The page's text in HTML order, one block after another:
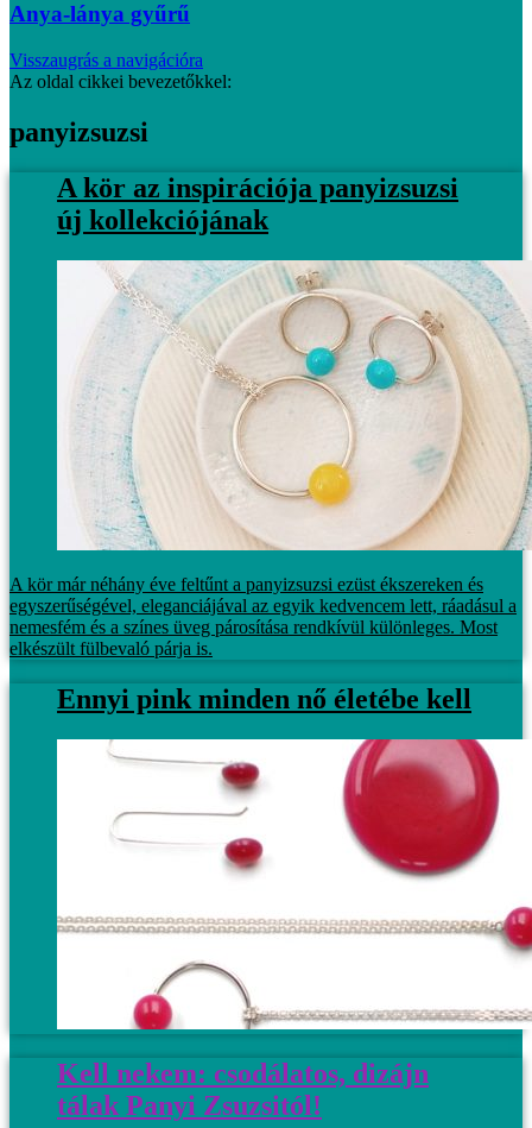
Anya-lánya gyűrű
Visszaugrás a navigációra
Az oldal cikkei bevezetőkkel:
panyizsuzsi
A kör az inspirációja panyizsuzsi
új kollekciójának
A kör már néhány éve feltűnt a panyizsuzsi ezüst ékszereken és
egyszerűségével, eleganciájával az egyik kedvencem lett, ráadásul a
nemesfém és a színes üveg párosítása rendkívül különleges. Most
elkészült fülbevaló párja is.
Ennyi pink minden nő életébe kell
Kell nekem: csodálatos, dizájn
tálak Panyi Zsuzsitól!